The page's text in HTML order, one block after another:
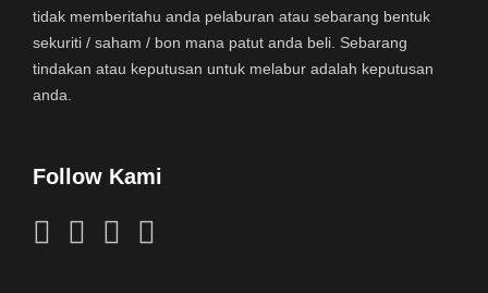
tidak memberitahu anda pelaburan atau sebarang bentuk
sekuriti / saham / bon mana patut anda beli. Sebarang
tindakan atau keputusan untuk melabur adalah keputusan
anda.
Follow Kami